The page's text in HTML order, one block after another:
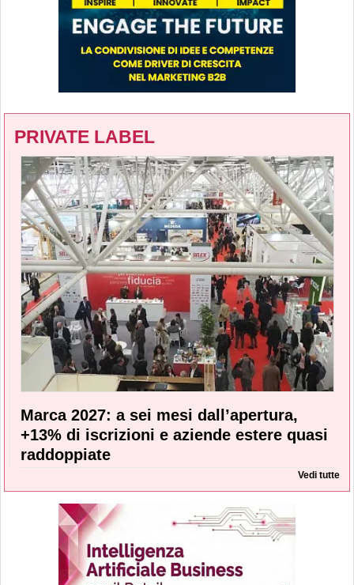
PRIVATE LABEL
Marca 2027: a sei mesi dall’apertura,
+13% di iscrizioni e aziende estere quasi
raddoppiate
Vedi tutte